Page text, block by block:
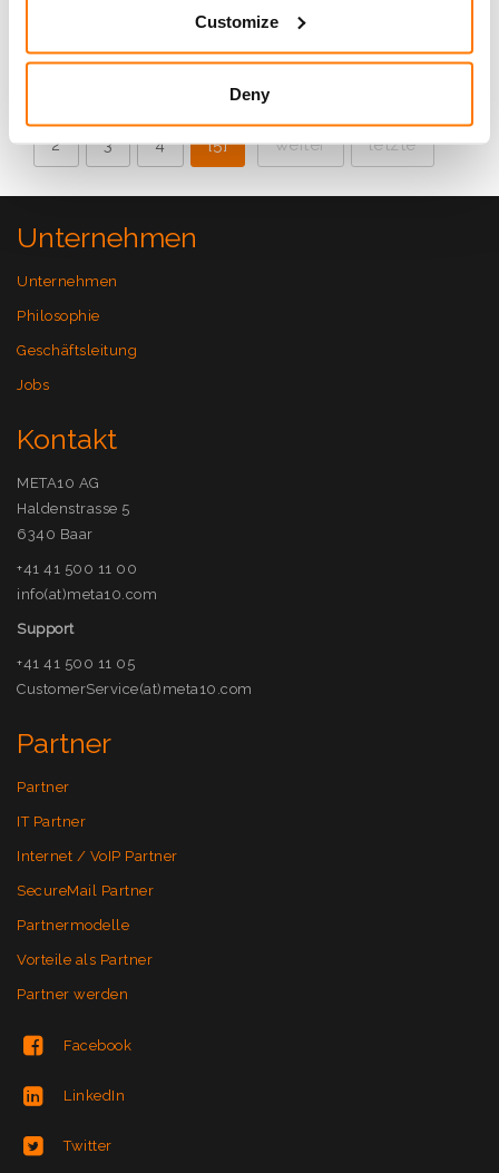
Customize
Deny
Erste
2 3 4 [5] weiter letzte
Unternehmen
Unternehmen
Philosophie
Geschäftsleitung
Jobs
Kontakt
META10 AG
Haldenstrasse 5
6340 Baar
+41 41 500 11 00
info(at)meta10.com
Support
+41 41 500 11 05
CustomerService(at)meta10.com
Partner
Partner
IT Partner
Internet / VoIP Partner
SecureMail Partner
Partnermodelle
Vorteile als Partner
Partner werden
Facebook
LinkedIn
Twitter